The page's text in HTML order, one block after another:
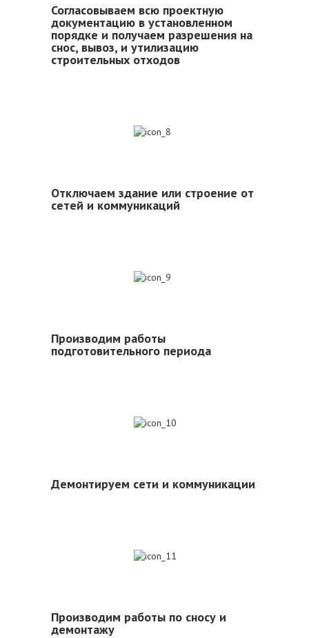
Согласовываем всю проектную
документацию в установленном
порядке и получаем разрешения на
снос, вывоз, и утилизацию
строительных отходов
Отключаем здание или строение от
сетей и коммуникаций
Производим работы
подготовительного периода
Демонтируем сети и коммуникации
Производим работы по сносу и
демонтажу